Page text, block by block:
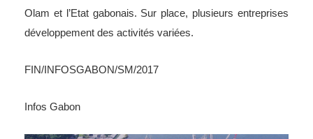
Olam et l’Etat gabonais. Sur place, plusieurs entreprises
développement des activités variées.
FIN/INFOSGABON/SM/2017
Infos Gabon